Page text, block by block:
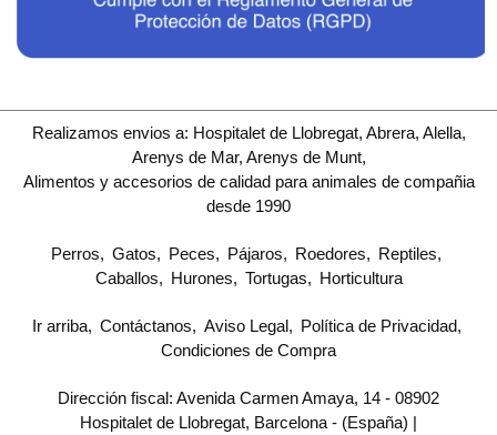
Realizamos envios a: Hospitalet de Llobregat, Abrera, Alella,
Arenys de Mar, Arenys de Munt,
Alimentos y accesorios de calidad para animales de compañia
desde 1990
Perros Gatos Peces Pájaros Roedores
Reptiles
Caballos
Hurones Tortugas Horticultura
Ir arriba Contáctanos Aviso Legal
Política de Privacidad
Condiciones de Compra
Dirección fiscal: Avenida Carmen Amaya, 14 - 08902
Hospitalet de Llobregat, Barcelona - (España) |